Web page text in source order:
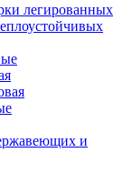
легированных
и